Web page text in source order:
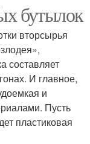
бутылок
вторсырья
составляет
И главное,
и
Пусть
пластиковая